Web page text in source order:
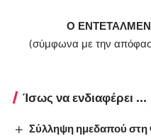
Ο
(σύμφωνα με την
Ίσως να ενδιαφέρει ...
Σύλληψη ημεδαπού στη